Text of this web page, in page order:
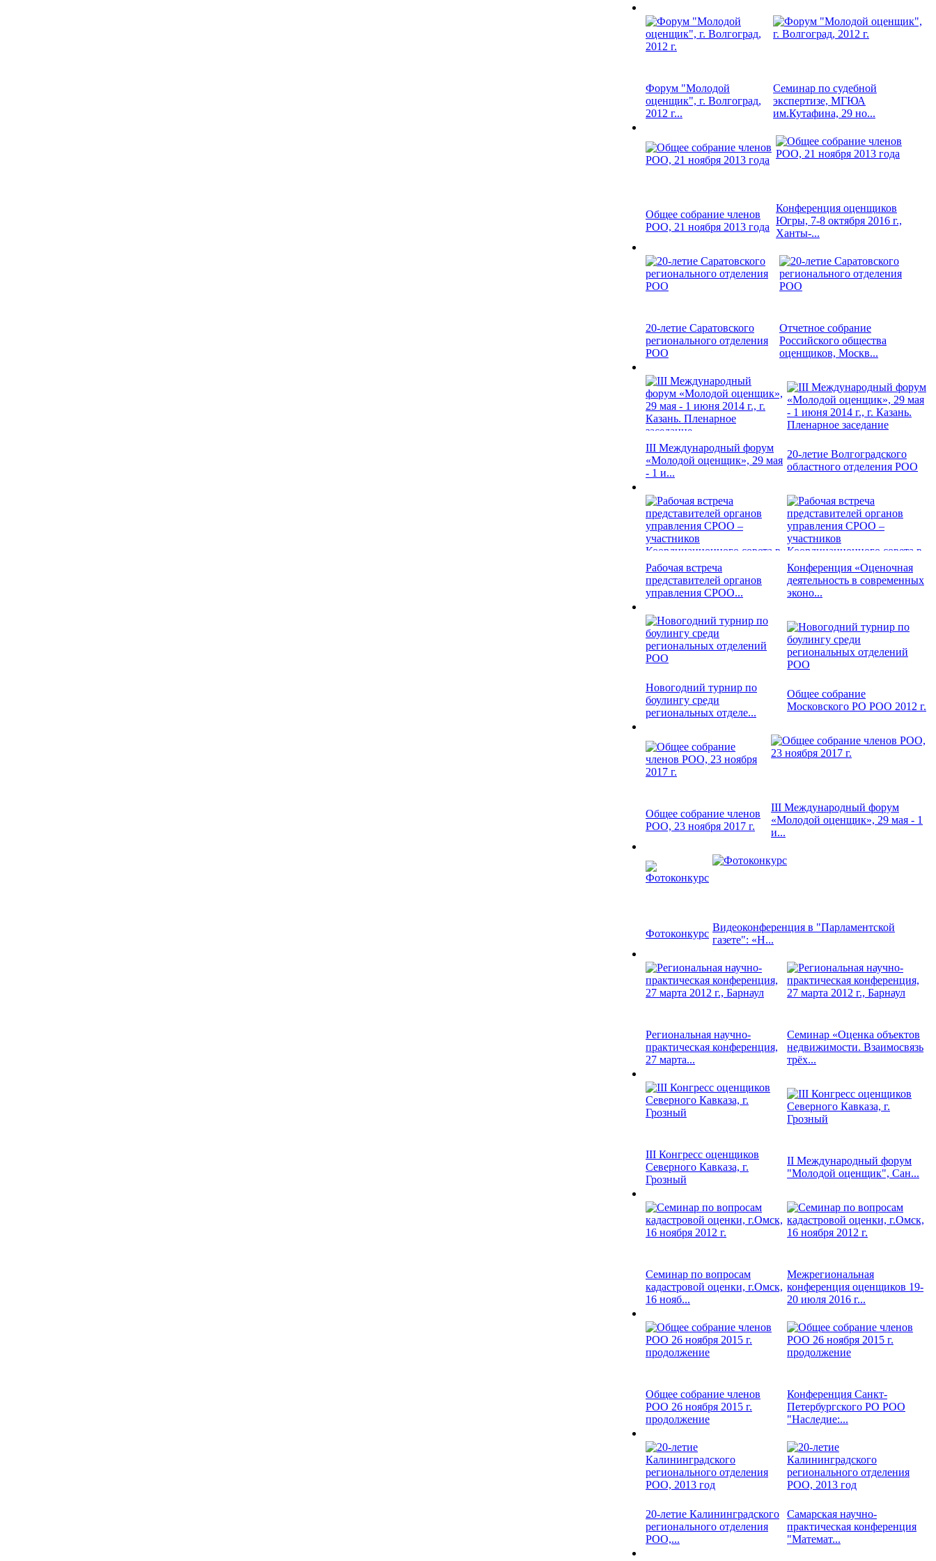
Форум "Молодой
оценщик", г. Волгоград,
2012 г...
Семинар по судебной
экспертизе, МГЮА
им.Кутафина, 29 но...
Общее собрание членов
РОО, 21 ноября 2013 года
Конференция оценщиков
Югры, 7-8 октября 2016 г.,
Ханты-...
20-летие Саратовского
регионального отделения
РОО
Отчетное собрание
Российского общества
оценщиков, Москв...
III Международный форум
«Молодой оценщик», 29 мая
- 1 и...
20-летие Волгоградского
областного отделения РОО
Рабочая встреча
представителей органов
управления СРОО...
Конференция «Оценочная
деятельность в современных
эконо...
Новогодний турнир по
боулингу среди
региональных отделе...
Общее собрание
Московского РО РОО 2012 г.
Общее собрание членов
РОО, 23 ноября 2017 г.
III Международный форум
«Молодой оценщик», 29 мая - 1
и...
Фотоконкурс
Видеоконференция в "Парламентской
газете": «Н...
Региональная научно-
практическая конференция,
27 марта...
Семинар «Оценка объектов
недвижимости. Взаимосвязь
трёх...
III Конгресс оценщиков
Северного Кавказа, г.
Грозный
II Международный форум
"Молодой оценщик", Сан...
Семинар по вопросам
кадастровой оценки, г.Омск,
16 нояб...
Межрегиональная
конференция оценщиков 19-
20 июля 2016 г...
Общее собрание членов
РОО 26 ноября 2015 г.
продолжение
Конференция Санкт-
Петербургского РО РОО
"Наследие:...
20-летие Калининградского
регионального отделения
РОО,...
Самарская научно-
практическая конференция
"Математ...